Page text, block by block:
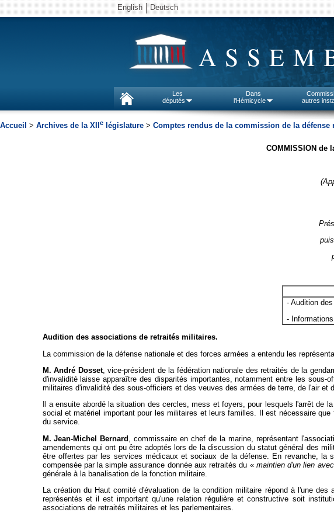
English Deutsch
Les
députés
Dans
l'Hémicycle
autres
Accueil > Archives de la XII e législature > Comptes rendus de la commission de la défense
COMMISSION de
- Audition
-
Audition des associations de retraités militaires.
La commission de la défense nationale et des forces armées a entendu les
M. André Dosset, vice-président de la fédération nationale des retraités de la
d'invalidité laisse apparaître des disparités importantes, notamment entre les
militaires d'invalidité des sous-officiers et des veuves des armées de terre, de l'air et
Il a ensuite abordé la situation des cercles, mess et foyers, pour lesquels l'arrêt
social et matériel important pour les militaires et leurs familles. Il est nécessaire
du service.
M. Jean-Michel Bernard , commissaire en chef de la marine, représentant
amendements qui ont pu être adoptés lors de la discussion du statut général des
être offertes par les services médicaux et sociaux de la défense. En revanche,
compensée par la simple assurance donnée aux retraités du « maintien d'un lien
générale à la banalisation de la fonction militaire.
La création du Haut comité d'évaluation de la condition militaire répond à l'une
représentés et il est important qu'une relation régulière et constructive soit
associations de retraités militaires et les parlementaires.